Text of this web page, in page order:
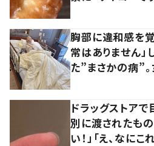
胸部に違和感を
常はありません
た”まさかの病”
ドラッグストア
別に渡されたも
い！」「え、なにこれ